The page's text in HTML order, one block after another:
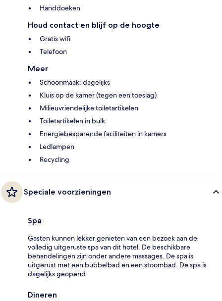
Handdoeken
Houd contact en blijf op de hoogte
Gratis wifi
Telefoon
Meer
Schoonmaak: dagelijks
Kluis op de kamer (tegen een toeslag)
Milieuvriendelijke toiletartikelen
Toiletartikelen in bulk
Energiebesparende faciliteiten in kamers
Ledlampen
Recycling
Speciale voorzieningen
Spa
Gasten kunnen lekker genieten van een bezoek aan de
volledig uitgeruste spa van dit hotel. De beschikbare
behandelingen zijn onder andere massages. De spa is
uitgerust met een bubbelbad en een stoombad. De spa is
dagelijks geopend.
Dineren